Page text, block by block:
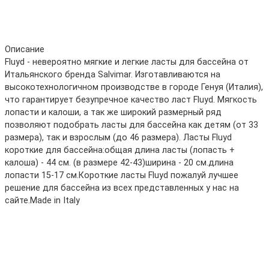
Описание
Fluyd - невероятно мягкие и легкие ласты для бассейна от
Итальянского бренда Salvimar. Изготавливаются на
высокотехнологичном производстве в городе Генуя (Италия),
что гарантирует безупречное качество ласт Fluyd. Мягкость
лопасти и калоши, а так же широкий размерный ряд
позволяют подобрать ласты для бассейна как детям (от 33
размера), так и взрослым (до 46 размера). Ласты Fluyd
короткие для бассейна:общая длина ласты (лопасть +
калоша) - 44 см. (в размере 42-43)ширина - 20 см.длина
лопасти 15-17 см.Короткие ласты Fluyd пожалуй лучшее
решение для бассейна из всех представленных у нас на
сайте.Made in Italy